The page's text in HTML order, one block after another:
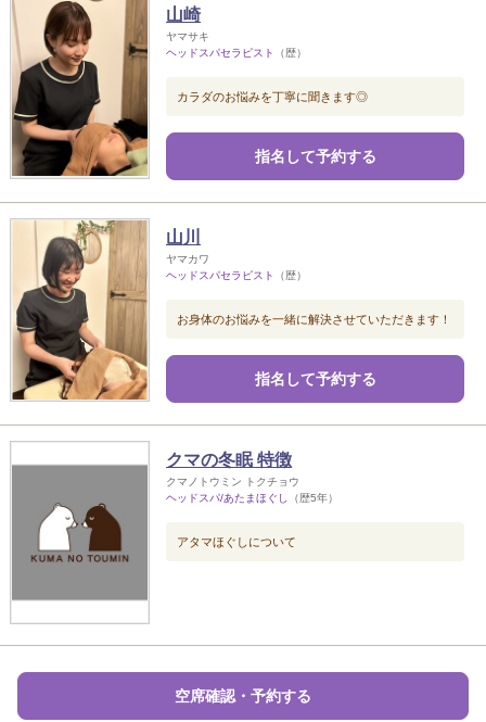
山崎
ヤマサキ
ヘッドスパセラピスト
（歴）
カラダのお悩みを丁寧に聞きます◎
指名して予約する
山川
ヤマカワ
ヘッドスパセラピスト
（歴）
お身体のお悩みを一緒に解決させていただきます！
指名して予約する
クマの冬眠 特徴
クマノトウミン トクチョウ
ヘッドスパ/あたまほぐし
（歴5年）
アタマほぐしについて
空席確認・予約する